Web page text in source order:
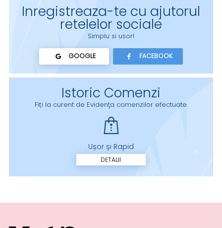
Inregistreaza-te cu ajutorul
retelelor sociale
Simplu si usor!
GOOGLE FACEBOOK
Istoric Comenzi
Fiți la curent de Evidenţa comenzilor efectuate.
Ușor și Rapid
DETALII